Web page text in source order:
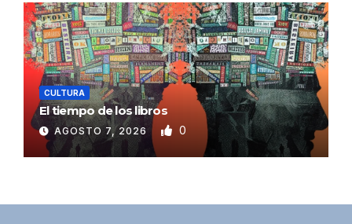
CULTURA
El tiempo de los libros
AGOSTO 7, 2026 0